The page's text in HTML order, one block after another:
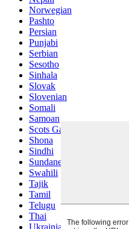
Norwegian
Pashto
Persian
Punjabi
Serbian
Sesotho
Sinhala
Slovak
Slovenian
Somali
Samoan
Scots Gaelic
Shona
Sindhi
Sundanese
Swahili
Tajik
Tamil
Telugu
Thai
Ukrainian